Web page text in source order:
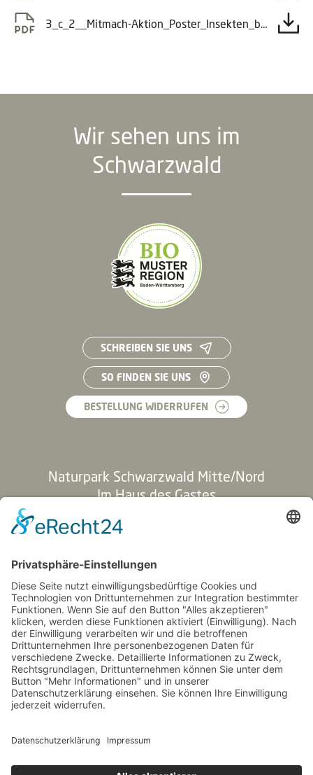
3_c_2__Mitmach-Aktion_Poster_Insekten_beobachten_DINA3_Teil_2.pdf
Wir sehen uns im
Schwarzwald
SCHREIBEN SIE UNS
SO FINDEN SIE UNS
BESTELLUNG WIDERRUFEN
Naturpark Schwarzwald Mitte/Nord
Im Haus des Gastes
77830 Bühlertal
+49 7223 957715-0
info@naturparkschwarzwald.de
Förderprogramme
Barrierefreiheit